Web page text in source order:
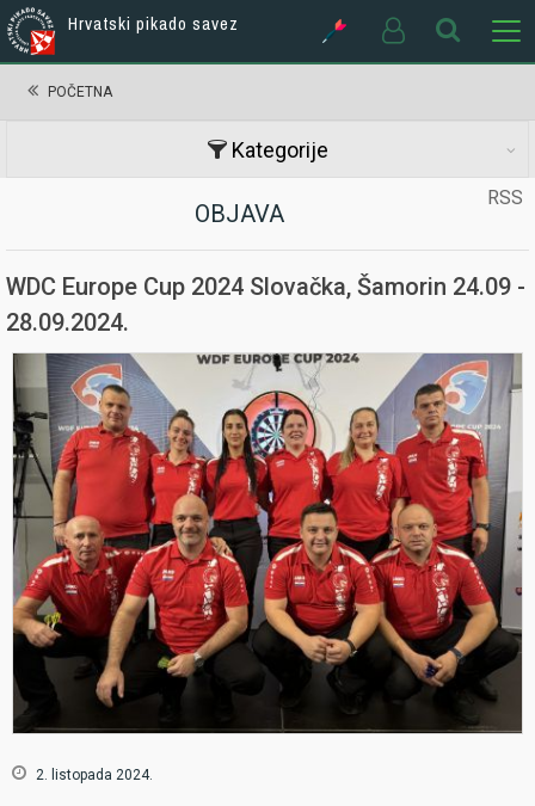
Hrvatski pikado savez
POČETNA
Kategorije
RSS
OBJAVA
WDC Europe Cup 2024 Slovačka, Šamorin 24.09 -
28.09.2024.
2. listopada 2024.